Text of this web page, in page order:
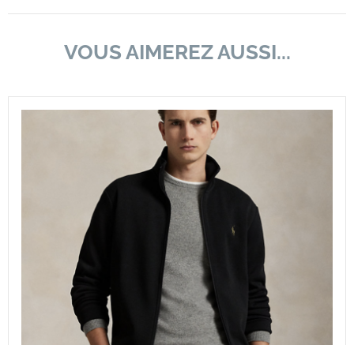
VOUS AIMEREZ AUSSI...